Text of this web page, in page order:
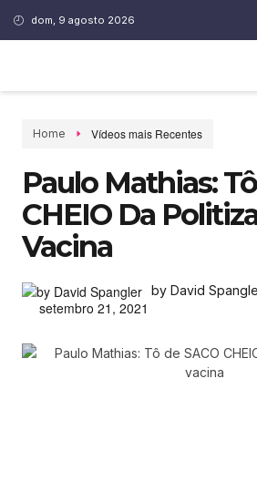
dom, 9 agosto 2026
Home Vídeos mais Recentes
Paulo Mathias:
CHEIO Da
Vacina
by David
setembro 21, 2021